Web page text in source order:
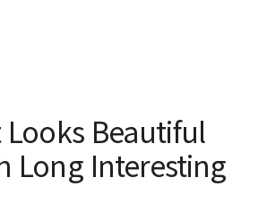
Looks Beautiful
Long Interesting